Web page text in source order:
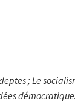
; Le